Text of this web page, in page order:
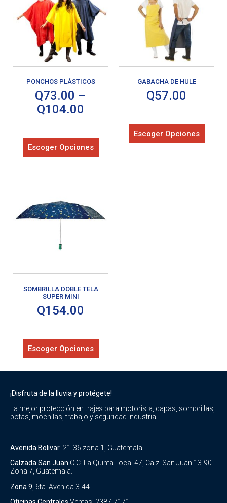
PONCHOS PLÁSTICOS
Q73.00 –
Q104.00
Escoger Opciones
GABACHA DE HULE
Q57.00
Escoger Opciones
SOMBRILLA DOBLE TELA
SUPER MINI
Q154.00
Escoger Opciones
¡Disfruta de la lluvia y protégete!
La mejor protección en trajes para motorista, capas, sombrillas,
botas, mochilas, trabajo y seguridad industrial.
Avenida Bolivar 21-36 zona 1, Guatemala.
Calzada San Juan C.C. La Quinta Local 47, Calz. San Juan 13-90
Zona 7, Guatemala.
Zona 9 , 6ta. Avenida 3-44